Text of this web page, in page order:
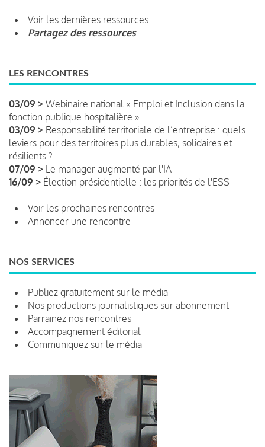
Voir les dernières ressources
Partagez des ressources
LES RENCONTRES
03/09 > Webinaire national « Emploi et Inclusion dans la
fonction publique hospitalière »
03/09 > Responsabilité territoriale de l’entreprise : quels
leviers pour des territoires plus durables, solidaires et
résilients ?
07/09 > Le manager augmenté par l'IA
16/09 > Élection présidentielle : les priorités de l'ESS
Voir les prochaines rencontres
Annoncer une rencontre
NOS SERVICES
Publiez gratuitement sur le média
Nos productions journalistiques sur abonnement
Parrainez nos rencontres
Accompagnement éditorial
Communiquez sur le média